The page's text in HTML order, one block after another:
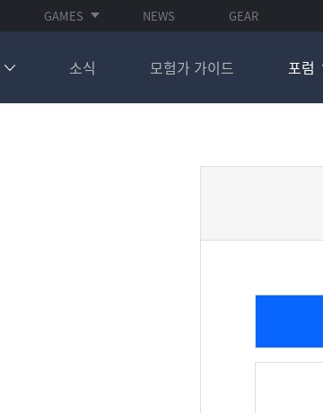
GAMES NEWS GEAR
소식 모험가 가이드 포럼